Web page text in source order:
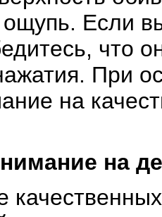
ощупь. Если
что
При
на
на